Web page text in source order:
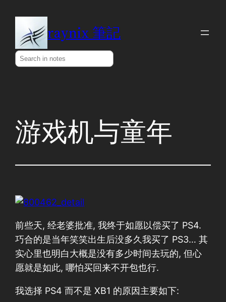
content
raynix 筆記
Search
游戏机与童年
前些天, 经老婆批准, 我终于如愿以偿买了 PS4.
巧合的是当年笑笑出生后没多久我买了 PS3… 其
实心里也明白大概是没有多少时间去玩的, 但心
愿就是如此, 哪怕买回来不开包也行.
我选择 PS4 而不是 XB1 的原因主要如下: